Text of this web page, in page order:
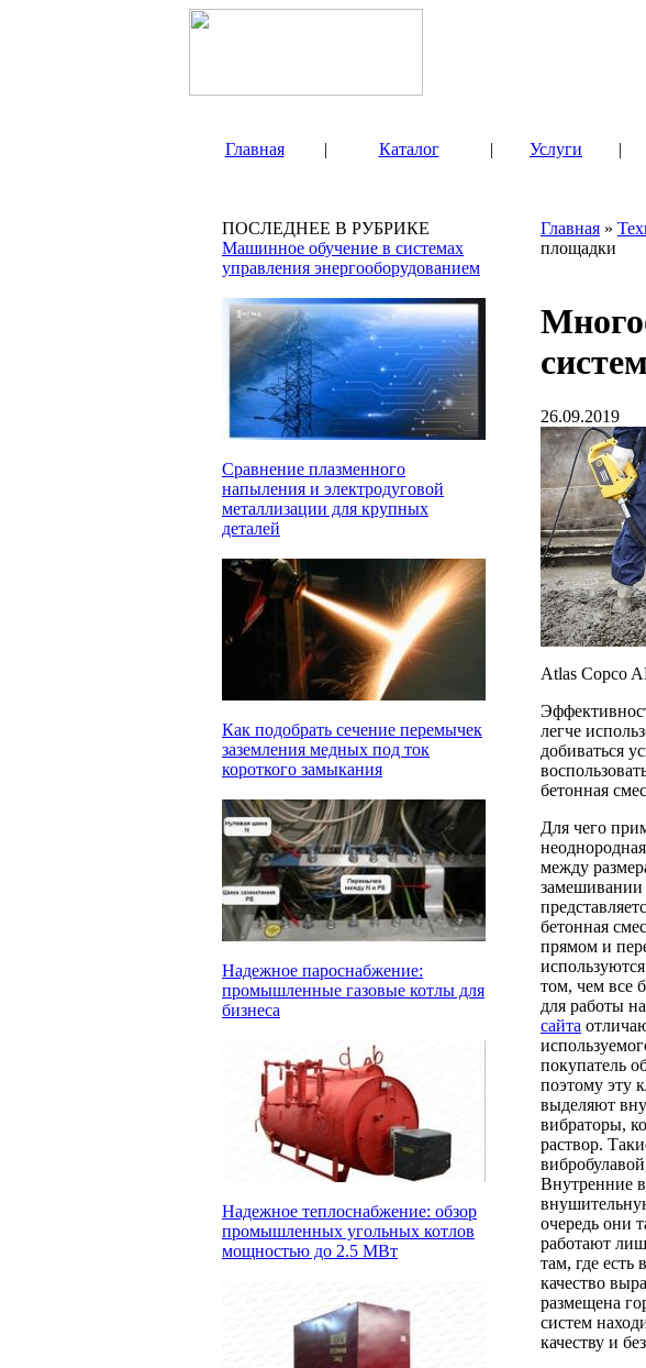
Главная | Каталог | Услуги |
ПОСЛЕДНЕЕ В РУБРИКЕ
Машинное обучение в системах
управления энергооборудованием
Сравнение плазменного
напыления и электродуговой
металлизации для крупных
деталей
Как подобрать сечение перемычек
заземления медных под ток
короткого замыкания
Надежное пароснабжение:
промышленные газовые котлы для
бизнеса
Надежное теплоснабжение: обзор
промышленных угольных котлов
мощностью до 2.5 МВт
Главная »
площадки
26.09.2019
Atlas Copco
легче
добиваться
бетонная
Для чего
между
замешивании
бетонная
прямом и
том, чем все
для работы
сайта
покупатель
поэтому эту
выделяют
вибраторы,
раствор.
Внутренние
очередь они
работают
там, где есть
качество
размещена
систем
качеству и